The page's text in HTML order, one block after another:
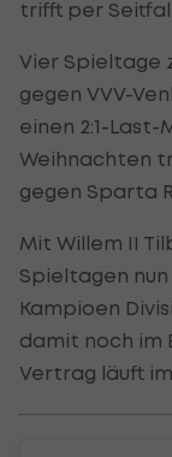
trifft per
Vier Spieltage
gegen VVV-
einen 2:1-
Weihnachten
gegen Sparta
Mit Willem II
Spieltagen
Kampioen
damit noch im
Vertrag läuft